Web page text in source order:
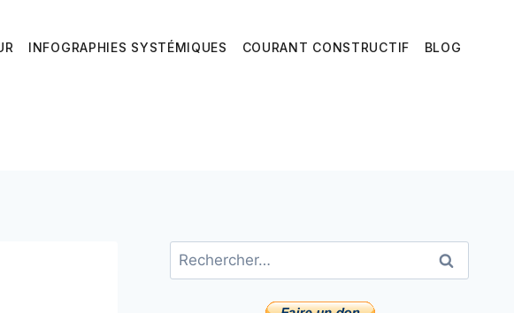
INFOGRAPHIES SYSTÉMIQUES COURANT CONSTRUCTIF BLOG
Rechercher :